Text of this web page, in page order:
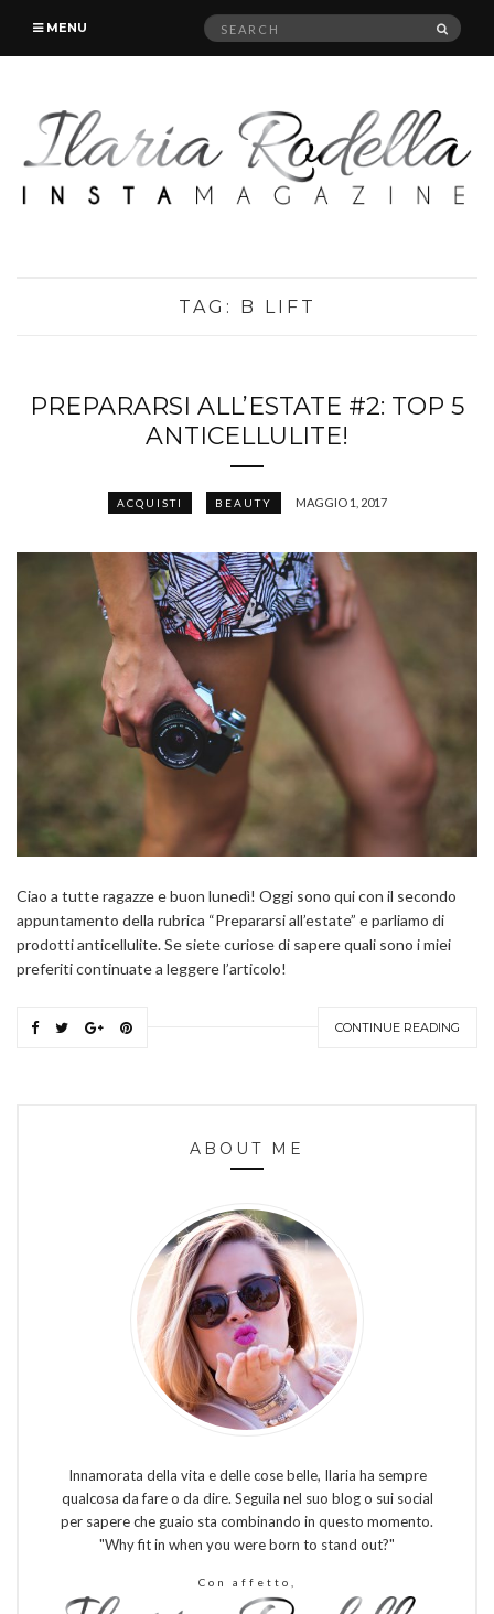
MENU
Search
TAG: B LIFT
PREPARARSI ALL’ESTATE #2: TOP 5
ANTICELLULITE!
ACQUISTI BEAUTY MAGGIO 1, 2017
Ciao a tutte ragazze e buon lunedì! Oggi sono qui con il secondo
appuntamento della rubrica “Prepararsi all’estate” e parliamo di
prodotti anticellulite. Se siete curiose di sapere quali sono i miei
preferiti continuate a leggere l’articolo!
CONTINUE READING
ABOUT ME
Innamorata della vita e delle cose belle, Ilaria ha sempre
qualcosa da fare o da dire. Seguila nel suo blog o sui social
per sapere che guaio sta combinando in questo momento.
"Why fit in when you were born to stand out?"
Con affetto,